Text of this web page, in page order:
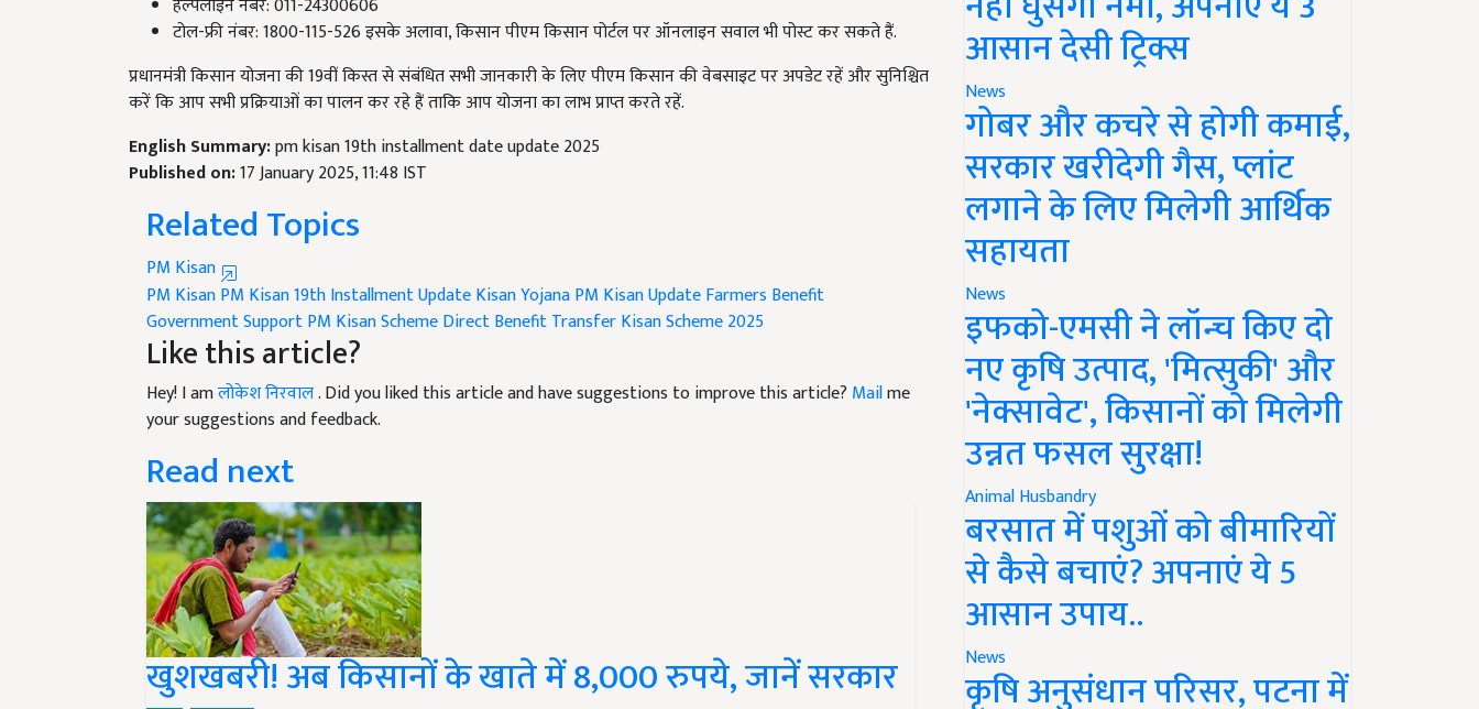
प्रधानमंत्री किसान योजना की 19वीं किस्त से संबंधित सभी जानकारी के लिए पीएम किसान की वेबसाइट पर अपडेट रहें और सुनिश्चित
करें कि आप सभी प्रक्रियाओं का पालन कर रहे हैं ताकि आप योजना का लाभ प्राप्त करते रहें.
pm kisan 19th installment date update 2025
Published on:17 January 2025, 11:48 IST
Related Topics
PM Kisan
PM Kisan PM Kisan 19th Installment Update
Government SupportPM Kisan SchemeDirect Benefit TransferKisan Scheme 2025
Like this article?
Hey! I amलोकेश निरवाल. Did you liked this article and have suggestions to improve this article?
your suggestions and feedback.
Read next
खुशखबरी! अब किसानों के खाते में 8,000 रुपये, जानें सरकार
का प्लान
आसान देसी ट्रिक्स
News
गोबर और कचरे से होगी कमाई,
सरकार खरीदेगी गैस, प्लांट
लगाने के लिए मिलेगी आर्थिक
सहायता
News
इफको-एमसी ने लॉन्च किए दो
नए कृषि उत्पाद, 'मित्सुकी' और
'नेक्सावेट', किसानों को मिलेगी
उन्नत फसल सुरक्षा!
Animal Husbandry
बरसात में पशुओं को बीमारियों
से कैसे बचाएं? अपनाएं ये 5
आसान उपाय..
News
कृषि अनुसंधान परिसर, पटना में